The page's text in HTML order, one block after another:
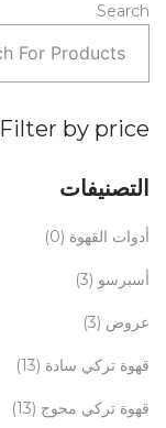
Search
Filter by price
التصنيفات
أدوات القهوة (0)
أسبرسو (3)
عروض (3)
قهوة تركي سادة (13)
قهوة تركي محوج (13)